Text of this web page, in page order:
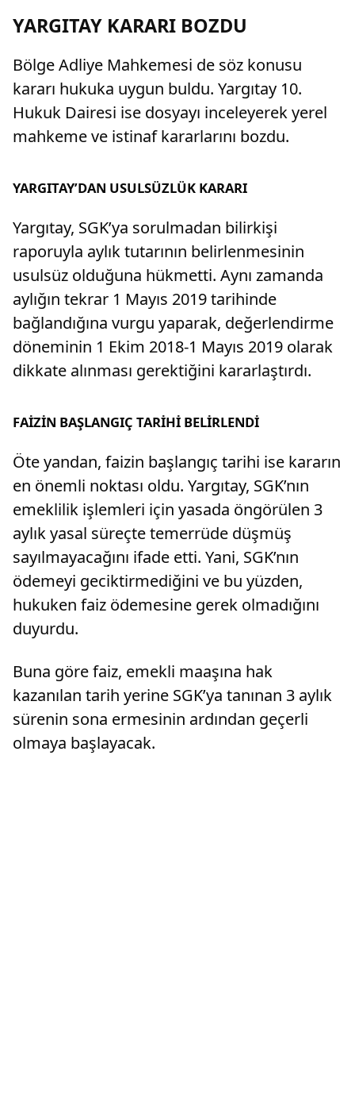
YARGITAY KARARI BOZDU
Bölge Adliye Mahkemesi de söz konusu
kararı hukuka uygun buldu. Yargıtay 10.
Hukuk Dairesi ise dosyayı inceleyerek yerel
mahkeme ve istinaf kararlarını bozdu.
YARGITAY’DAN USULSÜZLÜK KARARI
Yargıtay, SGK’ya sorulmadan bilirkişi
raporuyla aylık tutarının belirlenmesinin
usulsüz olduğuna hükmetti. Aynı zamanda
aylığın tekrar 1 Mayıs 2019 tarihinde
bağlandığına vurgu yaparak, değerlendirme
döneminin 1 Ekim 2018-1 Mayıs 2019 olarak
dikkate alınması gerektiğini kararlaştırdı.
FAİZİN BAŞLANGIÇ TARİHİ BELİRLENDİ
Öte yandan, faizin başlangıç tarihi ise kararın
en önemli noktası oldu. Yargıtay, SGK’nın
emeklilik işlemleri için yasada öngörülen 3
aylık yasal süreçte temerrüde düşmüş
sayılmayacağını ifade etti. Yani, SGK’nın
ödemeyi geciktirmediğini ve bu yüzden,
hukuken faiz ödemesine gerek olmadığını
duyurdu.
Buna göre faiz, emekli maaşına hak
kazanılan tarih yerine SGK’ya tanınan 3 aylık
sürenin sona ermesinin ardından geçerli
olmaya başlayacak.